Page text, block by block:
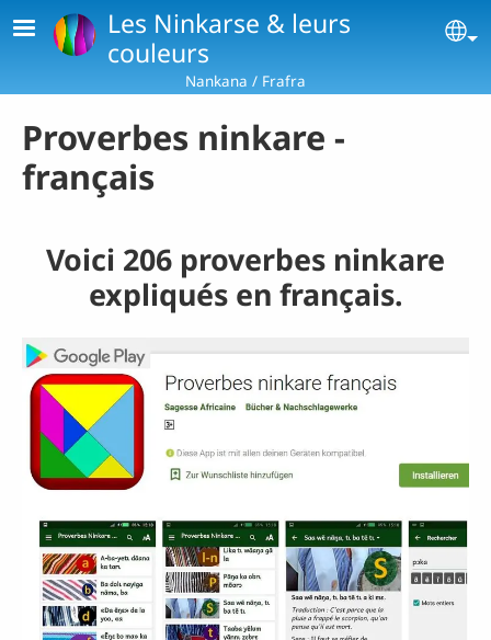
Aller au contenu principal
Les Ninkarse & leurs
couleurs
Nankana / Frafra
Proverbes ninkare -
français
Voici 206 proverbes ninkare
expliqués en français.